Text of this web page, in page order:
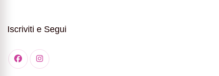
Iscriviti e Segui